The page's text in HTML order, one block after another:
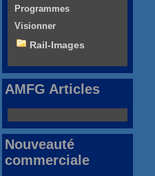
Programmes
Visionner
Rail-Images
AMFG Articles
Nouveauté
commerciale